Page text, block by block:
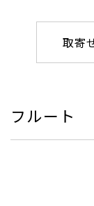
取寄
フルート